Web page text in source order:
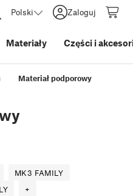
Polski Zaloguj
Materiały Części i
Materiał podporowy
MK3 FAMILY
+